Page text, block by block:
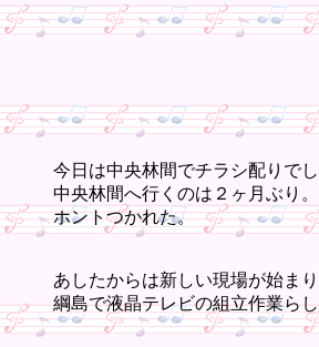
今日は中央林間でチラシ配りでし
中央林間へ行くのは２ヶ月ぶり
ホントつかれた。
あしたからは新しい現場が始まり
綱島で液晶テレビの組立作業ら